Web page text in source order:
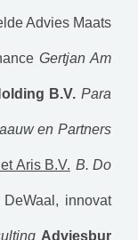
Advies Maats
Gertjan Am
B.V. Para
en Partners
Aris B.V. B. Do
DeWaal, innovat
Adviesbur